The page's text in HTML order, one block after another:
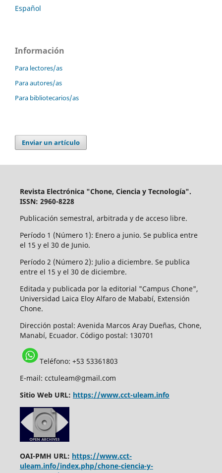
Español
Información
Para lectores/as
Para autores/as
Para bibliotecarios/as
Enviar un artículo
Revista Electrónica "Chone, Ciencia y Tecnología".
ISSN: 2960-8228
Publicación semestral, arbitrada y de acceso libre.
Período 1 (Número 1): Enero a junio. Se publica entre
el 15 y el 30 de Junio.
Período 2 (Número 2): Julio a diciembre. Se publica
entre el 15 y el 30 de diciembre.
Editada y publicada por la editorial "Campus Chone",
Universidad Laica Eloy Alfaro de Mababí, Extensión
Chone.
Dirección postal: Avenida Marcos Aray Dueñas, Chone,
Manabí, Ecuador. Código postal: 130701
Teléfono: +53 53361803
E-mail: cctuleam@gmail.com
Sitio Web URL: https://www.cct-uleam.info
OAI-PMH URL: https://www.cct-
uleam.info/index.php/chone-ciencia-y-